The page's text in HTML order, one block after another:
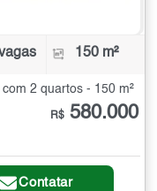
150 m²
2 quartos - 150 m²
R$ 580.000
Contatar